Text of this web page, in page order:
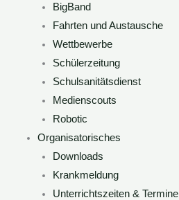
BigBand
Fahrten und Austausche
Wettbewerbe
Schülerzeitung
Schulsanitätsdienst
Medienscouts
Robotic
Organisatorisches
Downloads
Krankmeldung
Unterrichtszeiten & Termine